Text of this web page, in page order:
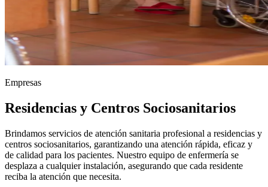
Empresas
Residencias y Centros Sociosanitarios
Brindamos servicios de atención sanitaria profesional a residencias y
centros sociosanitarios, garantizando una atención rápida, eficaz y
de calidad para los pacientes. Nuestro equipo de enfermería se
desplaza a cualquier instalación, asegurando que cada residente
reciba la atención que necesita.